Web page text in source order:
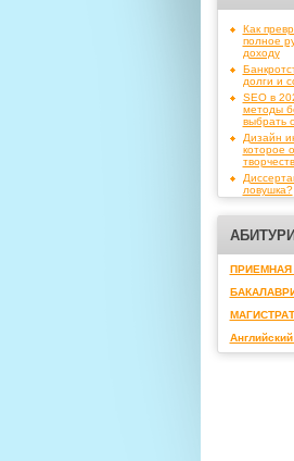
Как
полное
доходу
долги и
SEO в
методы
выбрать
Дизайн
которое
ловушка?